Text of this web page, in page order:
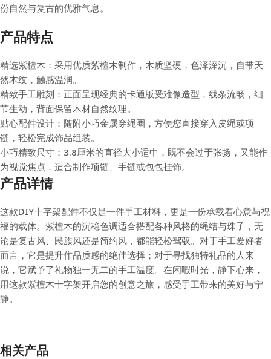
份自然与复古的优雅气息。
产品特点
精选紫檀木：采用优质紫檀木制作，木质坚硬，色泽深沉，自带天
然木纹，触感温润。
精致手工雕刻：正面呈现经典的卡通版受难像造型，线条流畅，细
节生动，背面保留木材自然纹理。
贴心配件设计：随附小巧金属穿绳圈，方便您直接穿入皮绳或项
链，轻松完成饰品组装。
小巧精致尺寸：3.8厘米的直径大小适中，既不会过于张扬，又能作
为视觉焦点，适合制作项链、手链或包包挂饰。
产品详情
这款DIY十字架配件不仅是一件手工材料，更是一份承载着心意与祝
福的载体。紫檀木的沉稳色调适合搭配各种风格的绳结与珠子，无
论是复古风、民族风还是简约风，都能轻松驾驭。对于手工爱好者
而言，它是提升作品质感的绝佳选择；对于寻找独特礼品的人来
说，它赋予了礼物独一无二的手工温度。在闲暇时光，静下心来，
用这款紫檀木十字架开启您的创意之旅，感受手工带来的美好与宁
静。
相关产品